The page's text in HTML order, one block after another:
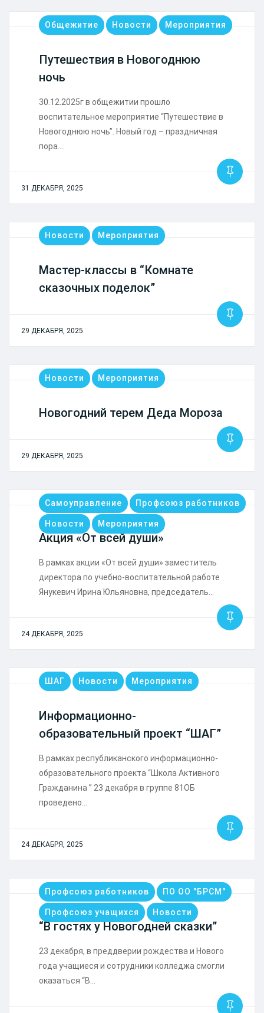
Общежитие Новости Мероприятия
Путешествия в Новогоднюю
ночь
30.12.2025г в общежитии прошло
воспитательное мероприятие “Путешествие в
Новогоднюю ночь”. Новый год – праздничная
пора.…
31 ДЕКАБРЯ, 2025
Новости Мероприятия
Мастер-классы в “Комнате
сказочных поделок”
29 ДЕКАБРЯ, 2025
Новости Мероприятия
Новогодний терем Деда Мороза
29 ДЕКАБРЯ, 2025
Самоуправление Профсоюз работников
Новости Мероприятия
Акция «От всей души»
В рамках акции «От всей души» заместитель
директора по учебно-воспитательной работе
Янукевич Ирина Юльяновна, председатель…
24 ДЕКАБРЯ, 2025
ШАГ Новости Мероприятия
Информационно-
образовательный проект “ШАГ”
В рамках республиканского информационно-
образовательного проекта “Школа Активного
Гражданина ” 23 декабря в группе 81ОБ
проведено…
24 ДЕКАБРЯ, 2025
Профсоюз работников ПО ОО "БРСМ"
Профсоюз учащихся Новости
“В гостях у Новогодней сказки”
23 декабря, в преддверии рождества и Нового
года учащиеся и сотрудники колледжа смогли
оказаться “В…